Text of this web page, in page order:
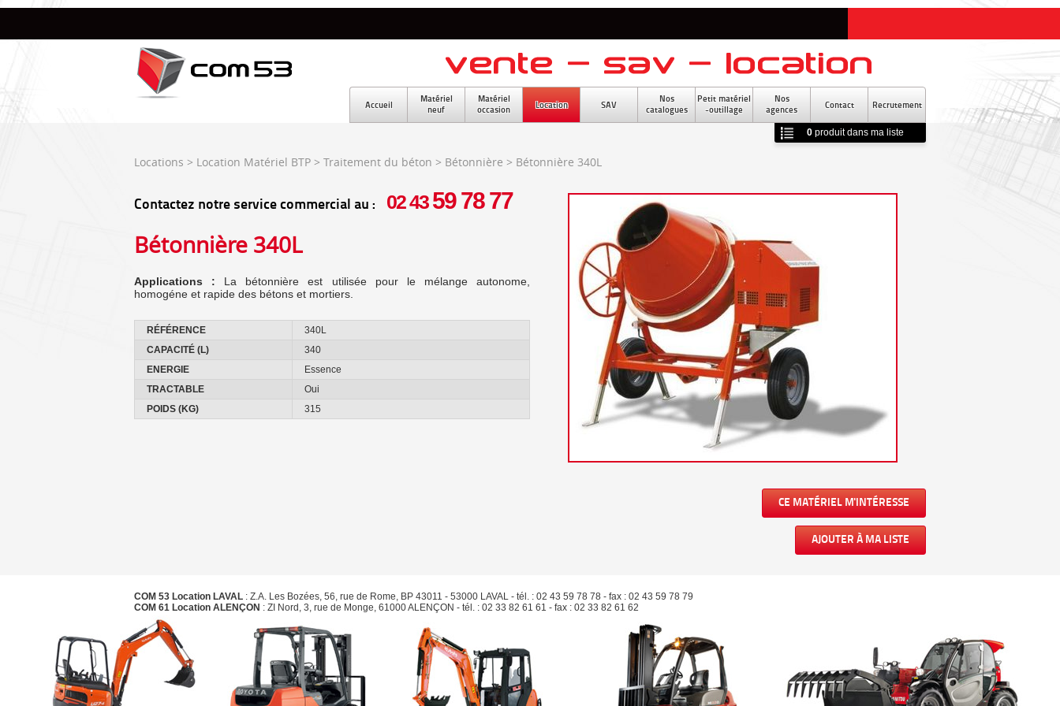
Locations > Location Matériel BTP > Traitement du béton > Bétonnière > Bétonnière 340L
Contactez notre service commercial au : 02 4359 78 77
Bétonnière 340L
Applications : La bétonnière est utilisée pour le mélange autonome,
homogéne et rapide des bétons et mortiers.
RÉFÉRENCE
340L
CAPACITÉ (L)
340
ENERGIE
Essence
TRACTABLE
Oui
POIDS (KG)
315
CE MATÉRIEL M'INTÉRESSE
AJOUTER À MA LISTE
0produitdans ma liste
COM 53 Location LAVAL : Z.A. Les Bozées, 56, rue de Rome, BP 43011 - 53000 LAVAL - tél. : 02 43 59 78 78 - fax : 02 43 59 78 79
COM 61 Location ALENÇON : ZI Nord, 3, rue de Monge, 61000 ALENÇON - tél. : 02 33 82 61 61 - fax : 02 33 82 61 62
Accueil
Matériel
neuf
Matériel
occasion
Location SAV
Nos
catalogues
Petit matériel
-outillage
Nos
agences
Contact Recrutement